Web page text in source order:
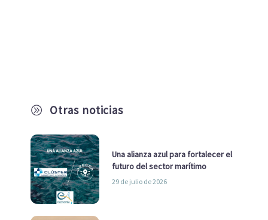
A Otras noticias
Una alianza azul para fortalecer el
futuro del sector marítimo
29 de julio de 2026